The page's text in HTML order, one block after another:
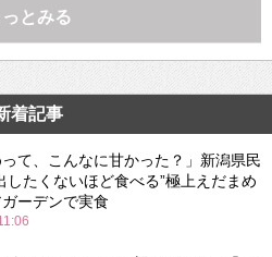
っとみる
着記事
って、こんなに甘かった？」新潟県民
したくないほど食べる”極上えだまめ
ーデンで実食